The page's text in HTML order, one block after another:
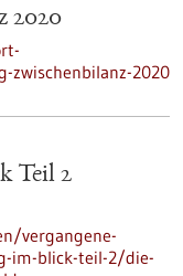
2020
zwischenbilanz-2020
Teil 2
vergangene-
im-blick-teil-2/die-